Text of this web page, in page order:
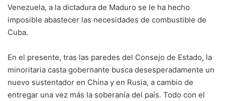
Venezuela, a la dictadura de Maduro se le ha hecho
imposible abastecer las necesidades de combustible de
Cuba.
En el presente, tras las paredes del Consejo de Estado, la
minoritaria casta gobernante busca desesperadamente un
nuevo sustentador en China y en Rusia, a cambio de
entregar una vez más la soberanía del país. Todo con el